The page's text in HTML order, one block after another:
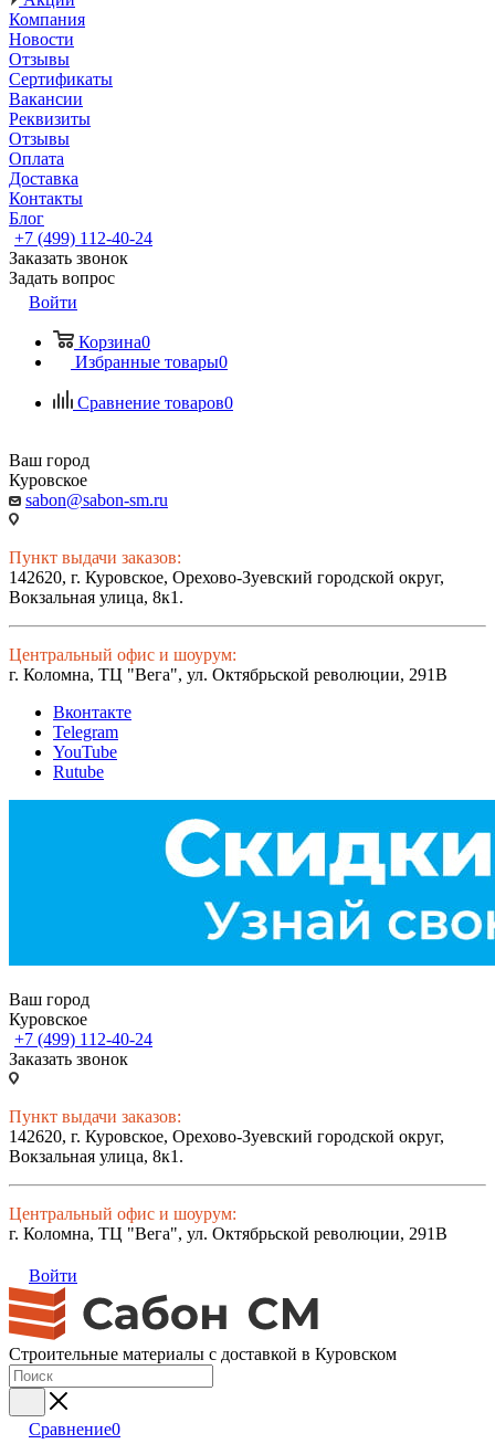
Компания
Новости
Отзывы
Сертификаты
Вакансии
Реквизиты
Отзывы
Оплата
Доставка
Контакты
Блог
+7 (499) 112-40-24
Заказать звонок
Задать вопрос
Войти
Корзина0
Избранные товары0
Сравнение товаров0
Ваш город
Куровское
sabon@sabon-sm.ru
Пункт выдачи заказов:
142620, г. Куровское, Орехово-Зуевский городской округ,
Вокзальная улица, 8к1.
Центральный офис и шоурум:
г. Коломна, ТЦ "Вега", ул. Октябрьской революции, 291В
Вконтакте
Telegram
YouTube
Rutube
Ваш город
Куровское
+7 (499) 112-40-24
Заказать звонок
Пункт выдачи заказов:
142620, г. Куровское, Орехово-Зуевский городской округ,
Вокзальная улица, 8к1.
Центральный офис и шоурум:
г. Коломна, ТЦ "Вега", ул. Октябрьской революции, 291В
Войти
Строительные материалы с доставкой в Куровском
Сравнение0